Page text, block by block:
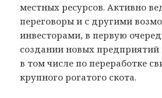
местных ресурсов. Активно
переговоры и с другими
инвесторами, в первую
создании новых
в том числе по переработке
крупного рогатого скота.